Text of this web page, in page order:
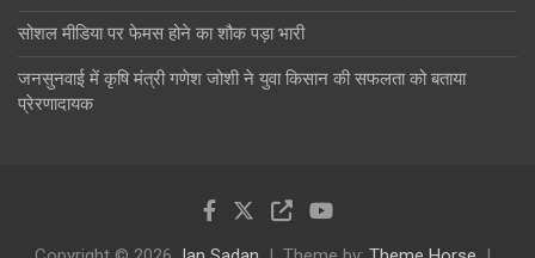
सोशल मीडिया पर फेमस होने का शौक पड़ा भारी
जनसुनवाई में कृषि मंत्री गणेश जोशी ने युवा किसान की सफलता को बताया
प्रेरणादायक